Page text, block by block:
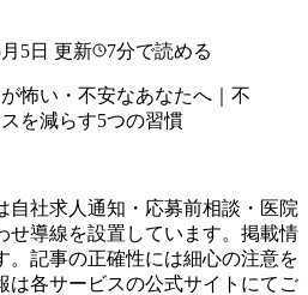
5日 更新 7分で読める
自社求人通知・応募前相談・医院
せ導線を設置しています。掲載情
。記事の正確性には細心の注意を
は各サービスの公式サイトにてご